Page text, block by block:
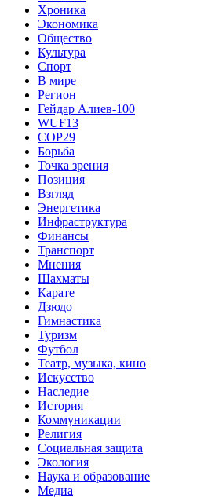
Хроника
Экономика
Общество
Культура
Спорт
В мире
Регион
Гейдар Алиев-100
WUF13
COP29
Борьба
Точка зрения
Позиция
Взгляд
Энергетика
Инфраструктура
Финансы
Транспорт
Мнения
Шахматы
Карате
Дзюдо
Гимнастика
Туризм
Футбол
Театр, музыка, кино
Искусство
Наследие
История
Коммуникации
Религия
Социальная защита
Экология
Наука и образование
Медиа